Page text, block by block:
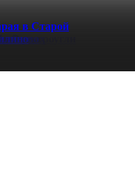
Электроугли
в Старой